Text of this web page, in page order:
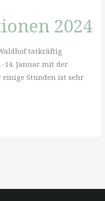
2024
tatkräftig
14. Januar mit der
Stunden ist sehr